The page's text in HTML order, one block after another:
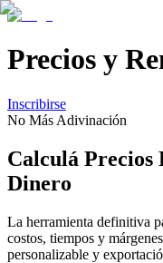
Precios y
Inscribirse
No Más Adivinación
Calculá Precios
Dinero
La herramienta definitiva
costos, tiempos y
personalizable y